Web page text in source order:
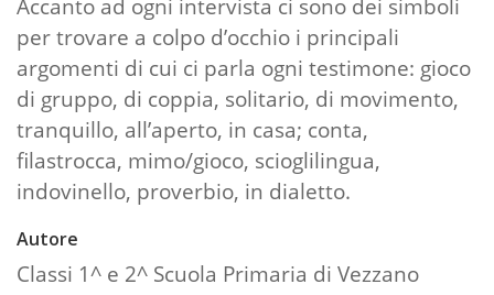
Accanto ad ogni intervista ci sono dei simboli
per trovare a colpo d’occhio i principali
argomenti di cui ci parla ogni testimone: gioco
di gruppo, di coppia, solitario, di movimento,
tranquillo, all’aperto, in casa; conta,
filastrocca, mimo/gioco, scioglilingua,
indovinello, proverbio, in dialetto.
Autore
Classi 1^ e 2^ Scuola Primaria di Vezzano